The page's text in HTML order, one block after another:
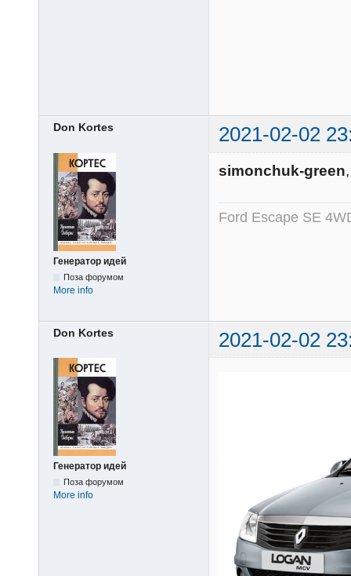
Don Kortes 2021-02-02
Генератор идей
Поза форумом
More info
simonchuk-green
Ford Escape SE
Don Kortes 2021-02-02
Генератор идей
Поза форумом
More info